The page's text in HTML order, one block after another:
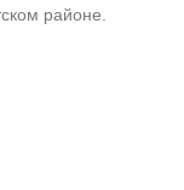
районе.